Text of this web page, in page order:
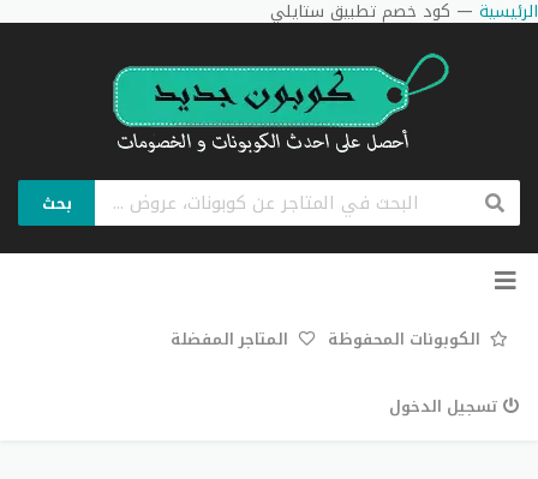
الرئيسية — كود خصم تطبيق ستايلي
بحث
تخطي
الكوبونات المحفوظة المتاجر المفضلة
تسجيل الدخول